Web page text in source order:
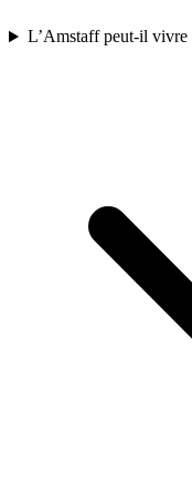
L’Amstaff peut-il vivre